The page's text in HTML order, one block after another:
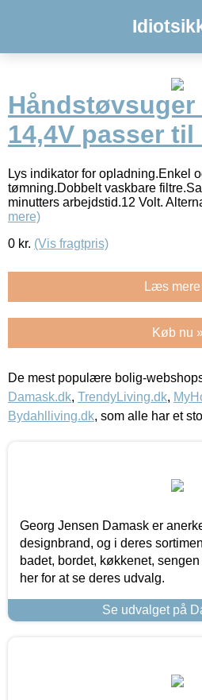
Håndstøvsuger
14,4V passer
Lys indikator for opladning.Enkel
tømning.Dobbelt vaskbare
minutters arbejdstid.12 Volt.
mere)
0 kr. (Vis fragtpris)
Læs
Køb nu
De mest populære bolig-
Damask.dk, TrendyLiving.dk,
Bydahlliving.dk, som alle har et
Georg Jensen Damask er
designbrand, og i deres
badet, bordet, køkkenet,
her for at se deres udvalg.
Se udvalget på